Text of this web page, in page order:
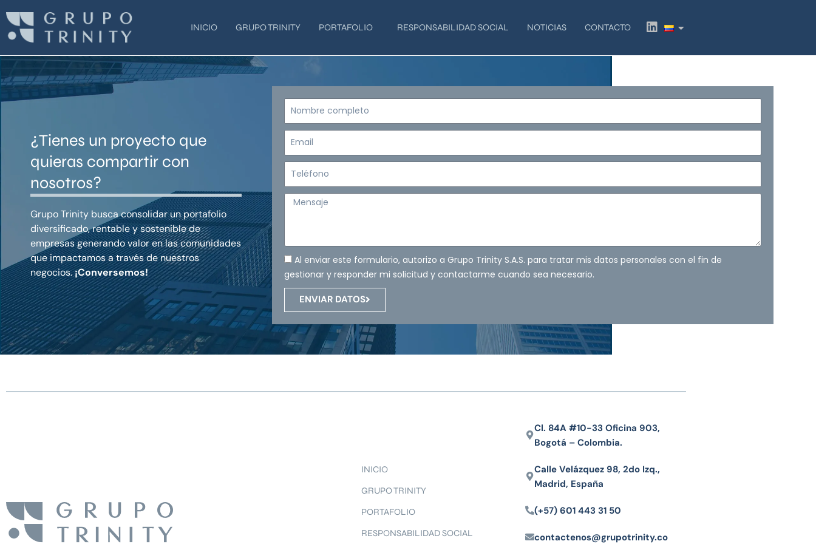
contenido
INICIO GRUPO TRINITY PORTAFOLIO RESPONSABILIDAD SOCIAL NOTICIAS CONTACTO
L
i
k
¿Tienes un proyecto que
quieras compartir con
nosotros?
Grupo Trinity busca consolidar un portafolio
diversificado, rentable y sostenible de
empresas generando valor en las comunidades
que impactamos a través de nuestros
negocios.¡Conversemos!
Nombre
Email
Teléfono
Mensaje
Al enviar este formulario, autorizo a Grupo Trinity S.A.S. para tratar mis datos personales con el fin de
gestionar y responder mi solicitud y contactarme cuando sea necesario.
ENVIAR DATOS
INICIO
GRUPO TRINITY
PORTAFOLIO
RESPONSABILIDAD SOCIAL
Cl. 84A #10-33 Oficina 903,
Bogotá – Colombia.
Calle Velázquez 98, 2do Izq.,
Madrid, España
(+57) 601 443 31 50
contactenos@grupotrinity.co